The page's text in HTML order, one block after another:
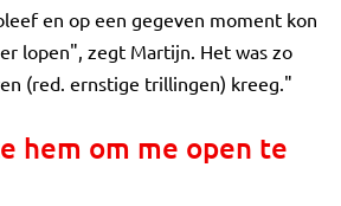
en op een gegeven moment kon
lopen", zegt Martijn. Het was zo
(red. ernstige trillingen) kreeg."
hem om me open te